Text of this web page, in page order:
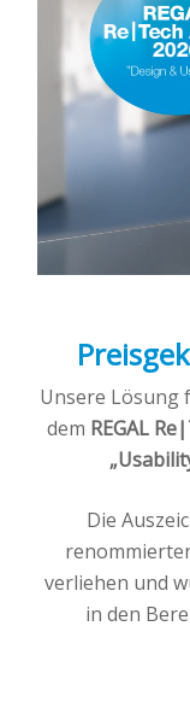
Unsere Lösung
dem REGAL
Die
verliehen und
in den